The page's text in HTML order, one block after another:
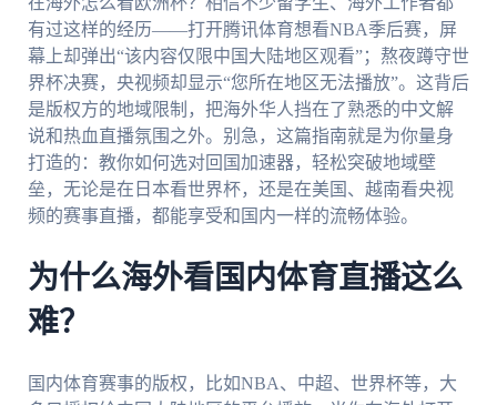
有过这样的经历——打开腾讯体育想看NBA季后赛，屏
幕上却弹出“该内容仅限中国大陆地区观看”；熬夜蹲守世
界杯决赛，央视频却显示“您所在地区无法播放”。这背后
是版权方的地域限制，把海外华人挡在了熟悉的中文解
说和热血直播氛围之外。别急，这篇指南就是为你量身
打造的：教你如何选对回国加速器，轻松突破地域壁
垒，无论是在日本看世界杯，还是在美国、越南看央视
频的赛事直播，都能享受和国内一样的流畅体验。
为什么海外看国内体育直播这么
难？
国内体育赛事的版权，比如NBA、中超、世界杯等，大